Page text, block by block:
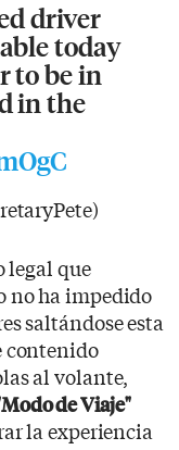
driver
today
to be in
in the
legal que
no ha impedido
saltándose esta
contenido
al volante,
de Viaje"
la experiencia